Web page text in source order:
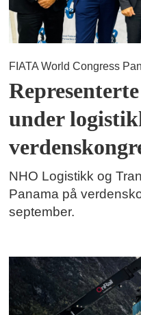
FIATA World Congress
under
NHO Logistikk og
Panama på
september.